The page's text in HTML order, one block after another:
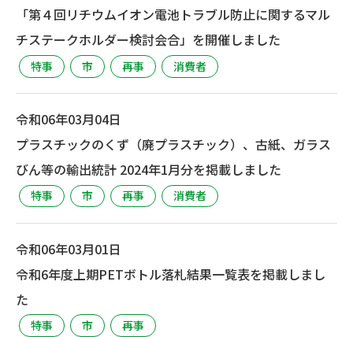
「第４回リチウムイオン電池トラブル防止に関するマル
チステークホルダー検討会合」を開催しました
特事 市 再事 消費者
令和06年03月04日
プラスチックのくず（廃プラスチック）、古紙、ガラス
びん等の輸出統計 2024年1月分を掲載しました
特事 市 再事 消費者
令和06年03月01日
令和6年度上期PETボトル落札結果一覧表を掲載しまし
た
特事 市 再事